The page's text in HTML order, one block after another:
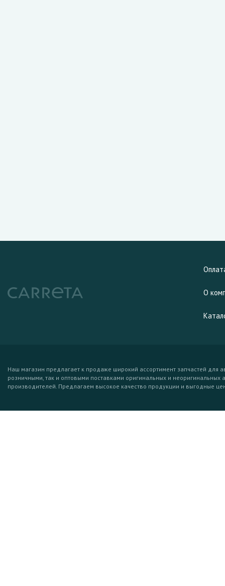
О
Наш магазин предлагает к продаже широкий ассортимент запчастей для
розничными, так и оптовыми поставками оригинальных и неоригинальных
производителей. Предлагаем высокое качество продукции и выгодные